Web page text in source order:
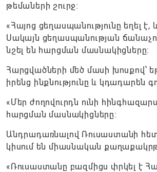
թեմաների շուրջ։
«Հայոց ցեղասպանությունը եղել
Սակայն ցեղասպանության
նշել են հարցման մասնակիցները։
Հարցվածների մեծ մասի խոսքով՝
իրենց ինքնությունը և կդադարեն
«Մեր ժողովուրդն ունի
հարցման մասնակիցները։
Անդրադառնալով Ռուսաստանի հետ
կիսում են միասնական
«Ռուսաստանը բազմիցս փրկել է